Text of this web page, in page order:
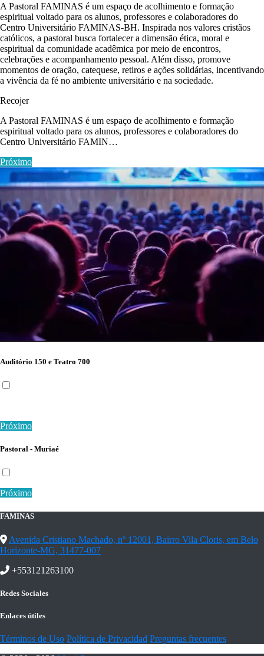
A Pastoral FAMINAS é um espaço de acolhimento e formação
espiritual voltado para os alunos, professores e colaboradores do
Centro Universitário FAMINAS-BH. Inspirada nos valores cristãos
católicos, a pastoral busca fortalecer a dimensão ética, moral e
espiritual da comunidade acadêmica por meio de encontros,
celebrações e acompanhamento pessoal. Além disso, promove
momentos de oração, catequese, retiros e ações solidárias, incentivando
a vivência da fé no ambiente universitário e na sociedade.
Recojer
A Pastoral FAMINAS é um espaço de acolhimento e formação
espiritual voltado para os alunos, professores e colaboradores do
Centro Universitário FAMIN…
Próximo
Auditório 150 e Teatro 700
Próximo
Pastoral - Muriaé
Próximo
FAMINAS
Avenida Cristiano Machado, nº 12001, Bairro Vila Cloris, em Belo
Horizonte-MG, 31477-007
+553121263100
Redes Sociales
Enlaces útiles
Términos de Uso Política de Privacidad Preguntas frecuentes